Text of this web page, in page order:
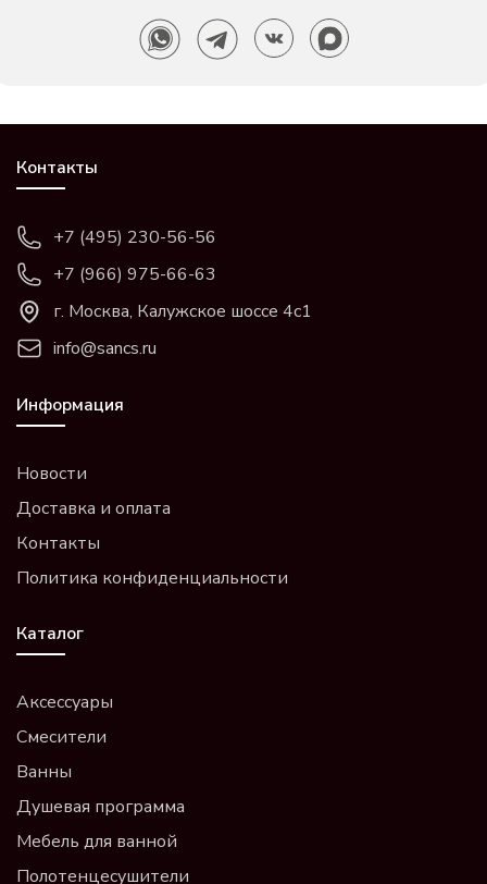
Контакты
+7 (495) 230-56-56
+7 (966) 975-66-63
г. Москва, Калужское шоссе 4с1
info@sancs.ru
Информация
Новости
Доставка и оплата
Контакты
Политика конфиденциальности
Каталог
Аксессуары
Смесители
Ванны
Душевая программа
Мебель для ванной
Полотенцесушители